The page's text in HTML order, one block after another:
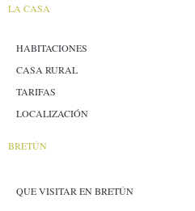
LA CASA
HABITACIONES
CASA RURAL
TARIFAS
LOCALIZACIÓN
BRETÚN
QUE VISITAR EN BRETÚN